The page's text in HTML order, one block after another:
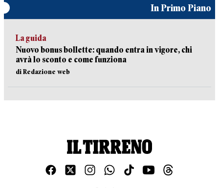
In Primo Piano
La guida
Nuovo bonus bollette: quando entra in vigore, chi
avrà lo sconto e come funziona
di Redazione web